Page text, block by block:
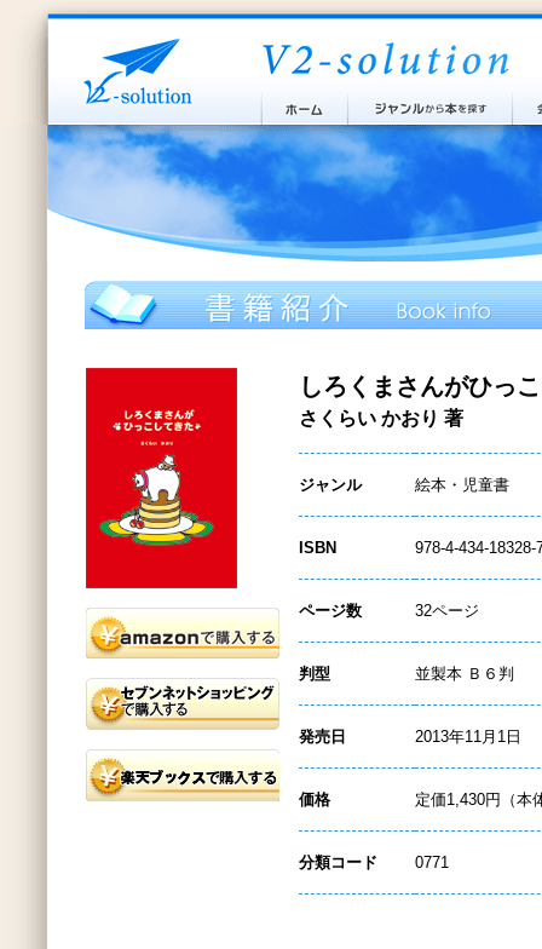
しろくまさんがひっ
さくらい かおり 著
ジャンル 絵本・児童書
ISBN 978-4-434-18328-
ページ数 32ページ
判型 並製本 Ｂ６判
発売日 2013年11月1日
価格 定価1,430円（本
分類コード 0771